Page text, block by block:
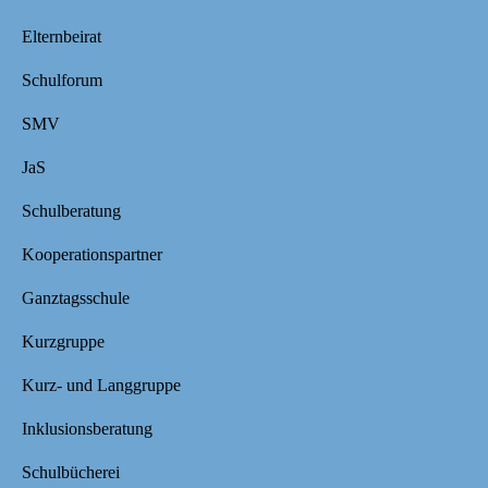
Elternbeirat
Schulforum
SMV
JaS
Schulberatung
Kooperationspartner
Ganztagsschule
Kurzgruppe
Kurz- und Langgruppe
Inklusionsberatung
Schulbücherei